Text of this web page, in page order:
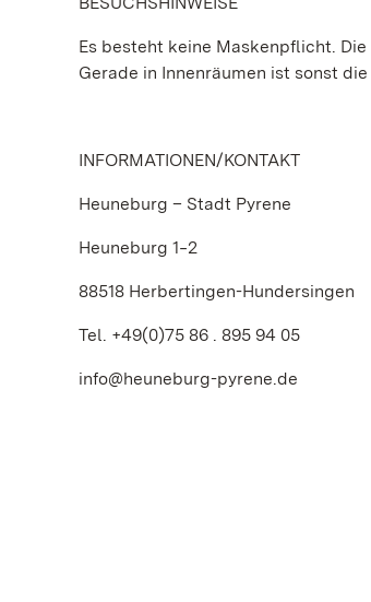
Es besteht keine Maskenpflicht.
Gerade in Innenräumen ist sonst
INFORMATIONEN/KONTAKT
Heuneburg – Stadt Pyrene
Heuneburg 1‒2
88518 Herbertingen-Hundersingen
Tel. +49(0)75 86 . 895 94 05
info@heuneburg-pyrene.de